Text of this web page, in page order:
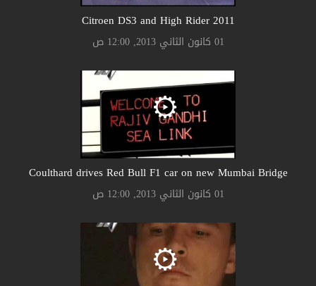
Citroen DS3 and High Rider 2011
01 كانون الثاني 2013, 12:00 ص
Coulthard drives Red Bull F1 car on new Mumbai Bridge
01 كانون الثاني 2013, 12:00 ص